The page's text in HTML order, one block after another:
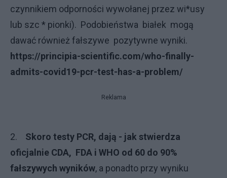
czynnikiem odporności wywołanej przez wi*usy
lub szc * pionki). Podobieństwa białek mogą
dawać również fałszywe pozytywne wyniki.
https://principia-scientific.com/who-finally-
admits-covid19-pcr-test-has-a-problem/
Reklama
2. Skoro testy PCR, dają - jak stwierdza
oficjalnie CDA, FDA i WHO od 60 do 90%
fałszywych wyników, a ponadto przy wyniku